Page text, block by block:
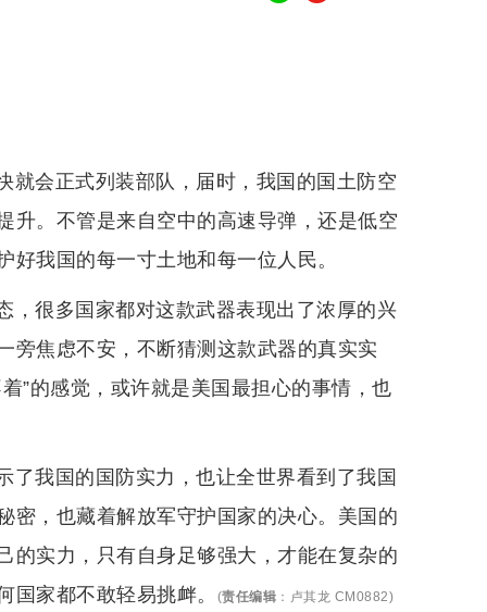
就会正式列装部队，届时，我国的国土防空
升。不管是来自空中的高速导弹，还是低空
我国的每一寸土地和每一位人民。
，很多国家都对这款武器表现出了浓厚的兴
旁焦虑不安，不断猜测这款武器的真实实
”的感觉，或许就是美国最担心的事情，也
了我国的国防实力，也让全世界看到了我国
密，也藏着解放军守护国家的决心。美国的
的实力，只有自身足够强大，才能在复杂的
国家都不敢轻易挑衅。
(责任编辑 ： 卢其龙 CM0882)